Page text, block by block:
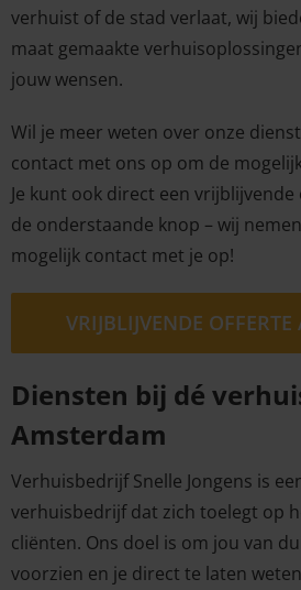
verhuist of de stad verlaat, wij
maat gemaakte
jouw wensen.
Wil je meer weten over onze
contact met ons op om de
Je kunt ook direct een
de onderstaande knop – wij
mogelijk contact met je op!
VRIJBLIJVENDE
Diensten bij dé
Amsterdam
Verhuisbedrijf Snelle Jongens is
verhuisbedrijf dat zich toelegt op
cliënten. Ons doel is om jou van
voorzien en je direct te laten